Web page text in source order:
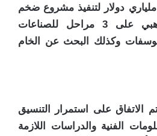
دولار لتنفيذ مشروع ضخم
بمنطقة المثلث الذهبي على 3 مراحل للصناعات
وكذلك البحث عن الخام
الاتفاق على استمرار التنسيق
الفنية والدراسات اللازمة